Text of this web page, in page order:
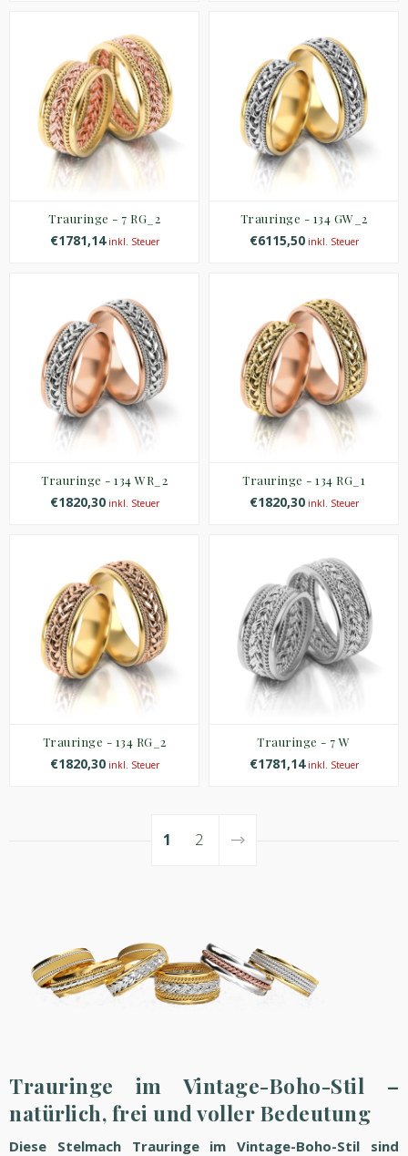
Trauringe - 7 RG_2
€1781,14inkl. Steuer
Trauringe - 134 GW_2
€6115,50inkl. Steuer
Trauringe - 134 WR_2
€1820,30inkl. Steuer
Trauringe - 134 RG_1
€1820,30inkl. Steuer
Trauringe - 134 RG_2
€1820,30inkl. Steuer
Trauringe - 7 W
€1781,14inkl. Steuer
1 2
Trauringe im Vintage-Boho-Stil –
natürlich, frei und voller Bedeutung
Diese Stelmach Trauringe im Vintage-Boho-Stil sind